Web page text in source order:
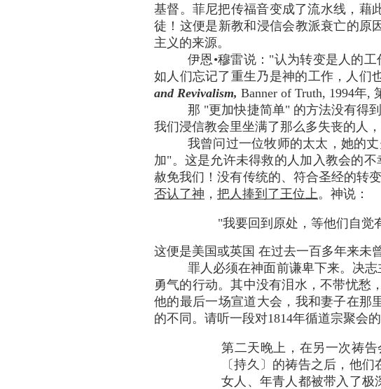
基督。菲尼把传福音变成了流水线，藉
徒！这便是新教和浸信会教派衰亡的原
主义的来源。
伊恩•穆雷说："认为转变是人的
如人们忘记了重生乃是神的工作，人们
and Revivalism, Banner of Truth, 1994年,
那 "更加快捷简单" 的方法没有得
我们浸信教会里坐满了那么多失丧的人
我曾问过一位牧师的太太，她的
加"。这是允许未得救的人加入教会的
赦免我们！没有传统的、符合圣经的转
否认了神 ， 把人捧到了王位上。神说：
"我要回到原处，等他们自
这便是美国或英国 在过去一百多年来未
罪人必须在神面前谦卑下来。决
勇气的行动。其中没有泪水，不带忧愁
他的最后一场宣道大会，我和妻子在那
的不同。请听一段对1814年循道宗聚会的
第二天晚上，在另一次祷
〔持久〕的祷告之后，他
女人、年青人都被带入了极